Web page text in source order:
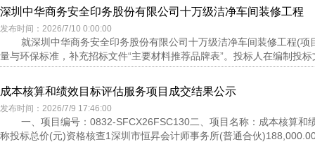
深圳中华商务安全印务股份有限公司十万级洁净车间装修工程
发布时间：2026/7/10 0:00:00
就深圳中华商务安全印务股份有限公司十万级洁净车间装修工程(
量与环保标准，补充招标文件“主要材料推荐品牌表”。投标人在编制投
成本核算和绩效目标评估服务项目成交结果公示
发布时间：2026/7/9 17:46:00
一、项目编号：0832-SFCX26FSC130二、项目名称：成本核算
称投标总价(元)资格核查1深圳市恒昇会计师事务所(普通合伙